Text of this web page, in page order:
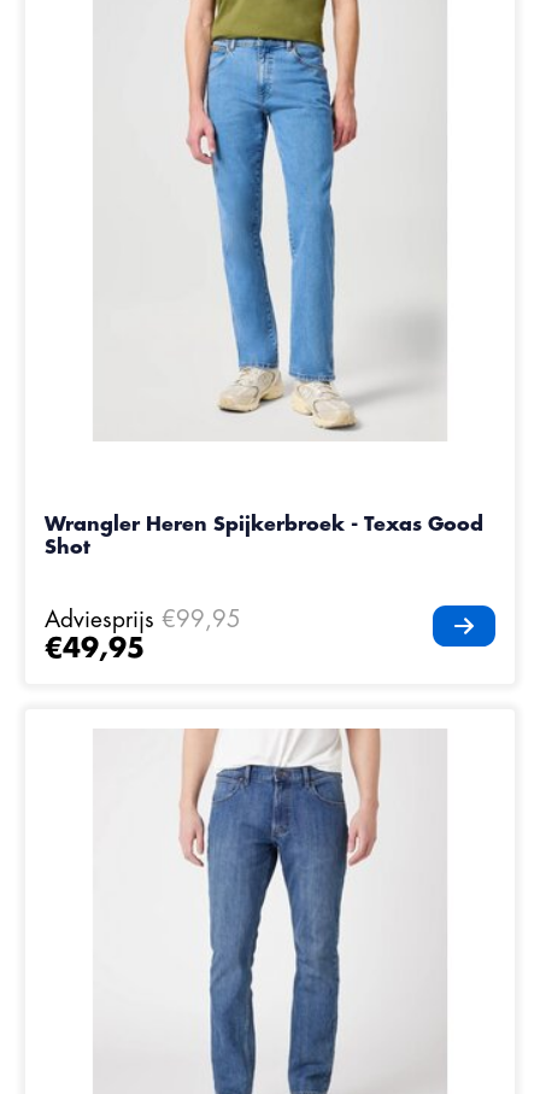
Wrangler Heren Spijkerbroek - Texas Good
Shot
Adviesprijs €99,95
€49,95